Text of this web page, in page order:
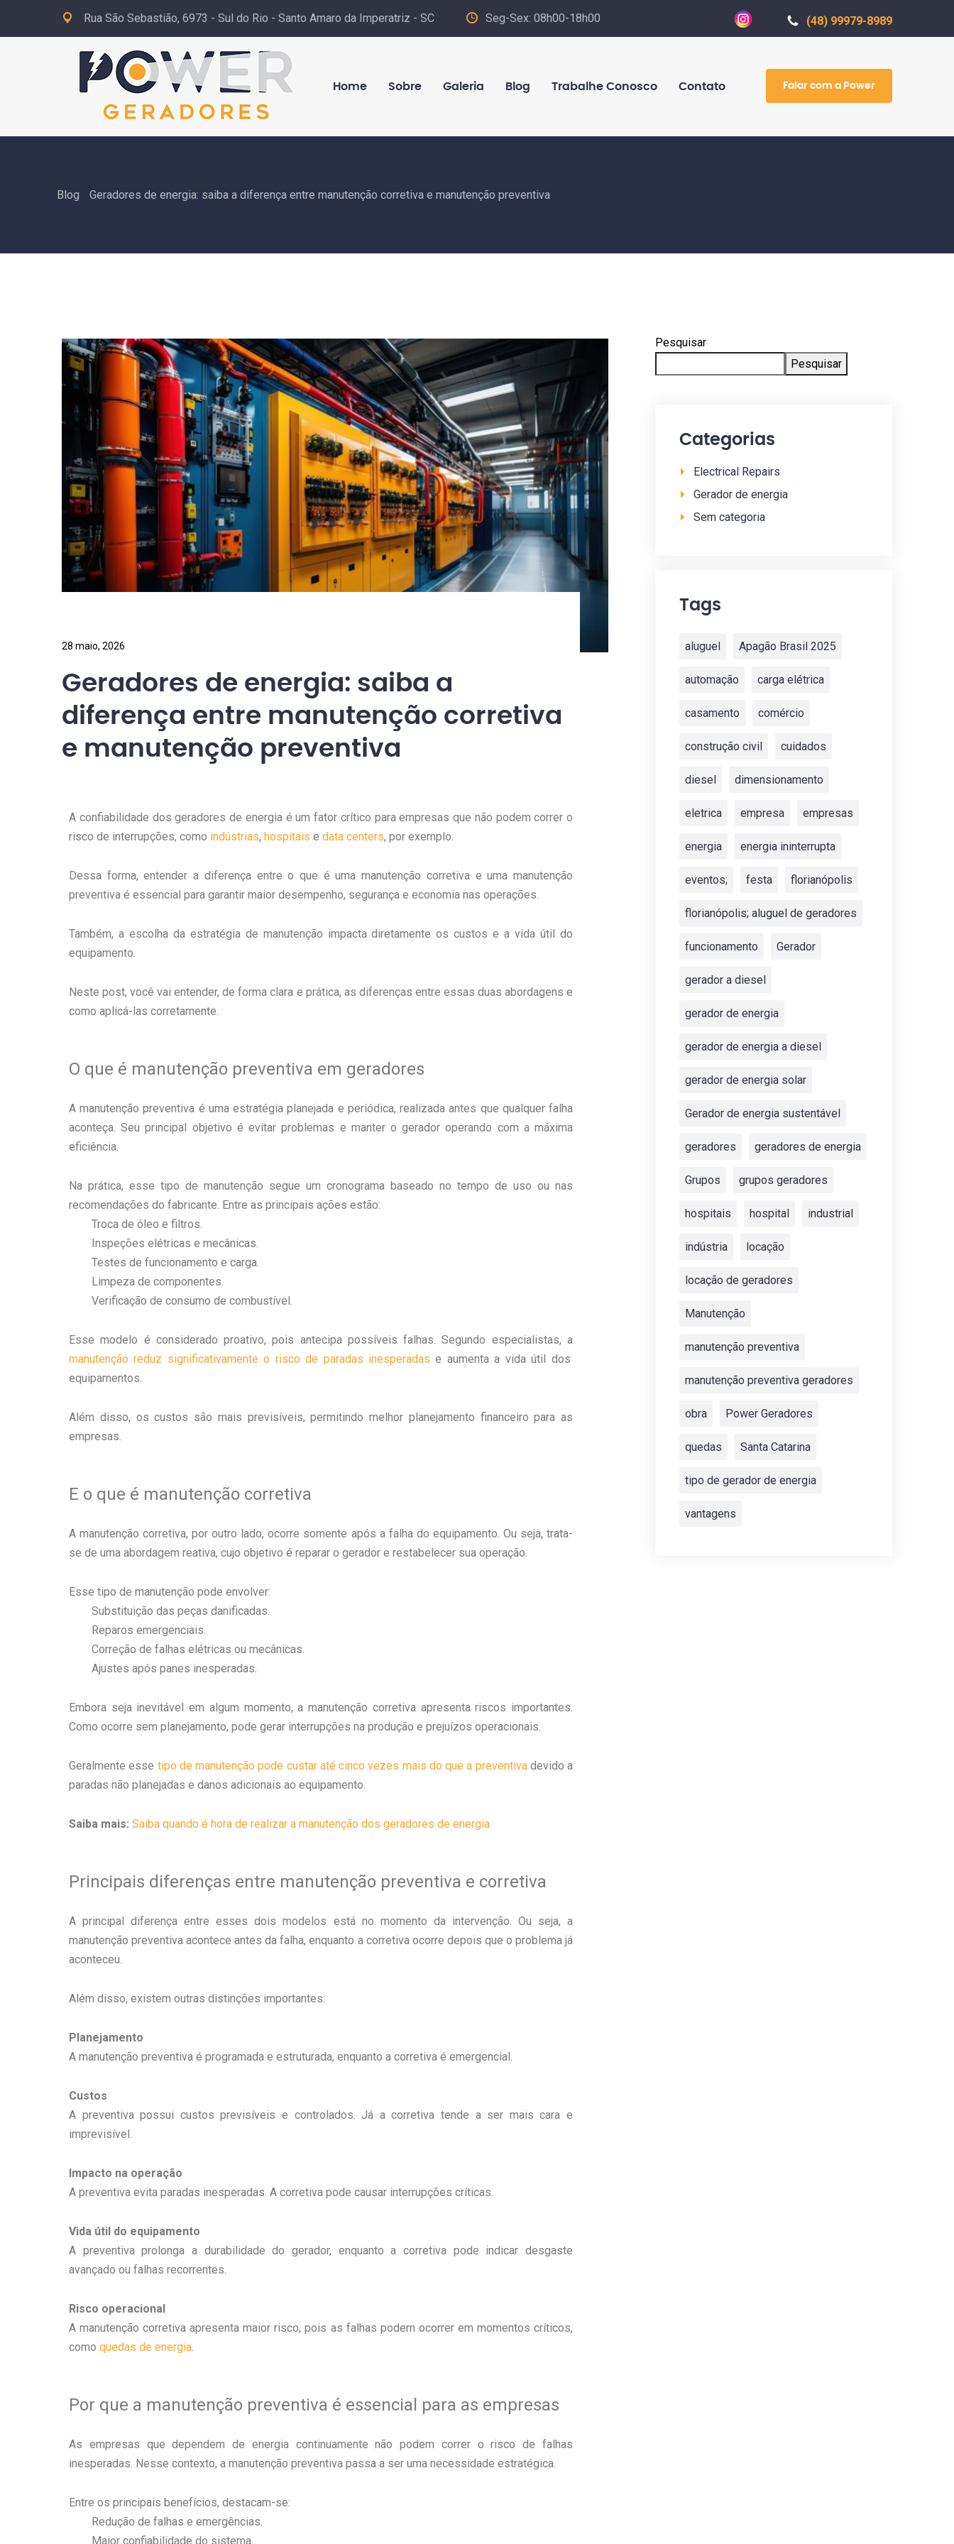
Rua São Sebastião, 6973 - Sul do Rio - Santo Amaro da Imperatriz - SC Seg-Sex: 08h00-18h00 (48) 99979-8989
Home Sobre Galeria Blog Trabalhe Conosco Contato Falar com a Power
Blog Geradores de energia: saiba a diferença entre manutenção corretiva e manutenção preventiva
28 maio, 2026
Geradores de energia: saiba a
diferença entre manutenção corretiva
e manutenção preventiva
A confiabilidade dos geradores de energia é um fator crítico para empresas que não podem correr o
risco de interrupções, como indústrias, hospitais e data centers, por exemplo.
Dessa forma, entender a diferença entre o que é uma manutenção corretiva e uma manutenção
preventiva é essencial para garantir maior desempenho, segurança e economia nas operações.
Também, a escolha da estratégia de manutenção impacta diretamente os custos e a vida útil do
equipamento.
Neste post, você vai entender, de forma clara e prática, as diferenças entre essas duas abordagens e
como aplicá-las corretamente.
O que é manutenção preventiva em geradores
A manutenção preventiva é uma estratégia planejada e periódica, realizada antes que qualquer falha
aconteça. Seu principal objetivo é evitar problemas e manter o gerador operando com a máxima
eficiência.
Na prática, esse tipo de manutenção segue um cronograma baseado no tempo de uso ou nas
recomendações do fabricante. Entre as principais ações estão:
Troca de óleo e filtros.
Inspeções elétricas e mecânicas.
Testes de funcionamento e carga.
Limpeza de componentes.
Verificação de consumo de combustível.
Esse modelo é considerado proativo, pois antecipa possíveis falhas. Segundo especialistas, a
manutenção reduz significativamente o risco de paradas inesperadas e aumenta a vida útil dos
equipamentos.
Além disso, os custos são mais previsíveis, permitindo melhor planejamento financeiro para as
empresas.
E o que é manutenção corretiva
A manutenção corretiva, por outro lado, ocorre somente após a falha do equipamento. Ou seja, trata-
se de uma abordagem reativa, cujo objetivo é reparar o gerador e restabelecer sua operação.
Esse tipo de manutenção pode envolver:
Substituição das peças danificadas.
Reparos emergenciais.
Correção de falhas elétricas ou mecânicas.
Ajustes após panes inesperadas.
Embora seja inevitável em algum momento, a manutenção corretiva apresenta riscos importantes.
Como ocorre sem planejamento, pode gerar interrupções na produção e prejuízos operacionais.
Geralmente esse tipo de manutenção pode custar até cinco vezes mais do que a preventivadevido a
paradas não planejadas e danos adicionais ao equipamento.
Saiba mais: Saiba quando é hora de realizar a manutenção dos geradores de energia
Principais diferenças entre manutenção preventiva e corretiva
A principal diferença entre esses dois modelos está no momento da intervenção. Ou seja, a
manutenção preventiva acontece antes da falha, enquanto a corretiva ocorre depois que o problema já
aconteceu.
Além disso, existem outras distinções importantes:
Planejamento
A manutenção preventiva é programada e estruturada, enquanto a corretiva é emergencial.
Custos
A preventiva possui custos previsíveis e controlados. Já a corretiva tende a ser mais cara e
imprevisível.
Impacto na operação
A preventiva evita paradas inesperadas. A corretiva pode causar interrupções críticas.
Vida útil do equipamento
A preventiva prolonga a durabilidade do gerador, enquanto a corretiva pode indicar desgaste
avançado ou falhas recorrentes.
Risco operacional
A manutenção corretiva apresenta maior risco, pois as falhas podem ocorrer em momentos críticos,
como quedas de energia.
Por que a manutenção preventiva é essencial para as empresas
As empresas que dependem de energia continuamente não podem correr o risco de falhas
inesperadas. Nesse contexto, a manutenção preventiva passa a ser uma necessidade estratégica.
Entre os principais benefícios, destacam-se:
Redução de falhas e emergências.
Maior confiabilidade do sistema.
Pesquisar
Pesquisar
Categorias
Electrical Repairs
Gerador de energia
Sem categoria
Tags
aluguel Apagão Brasil 2025
automação carga elétrica
casamento comércio
construção civil cuidados
diesel dimensionamento
eletrica empresa empresas
energia energia ininterrupta
eventos; festa florianópolis
florianópolis; aluguel de geradores
funcionamento Gerador
gerador a diesel
gerador de energia
gerador de energia a diesel
gerador de energia solar
Gerador de energia sustentável
geradores geradores de energia
Grupos grupos geradores
hospitais hospital industrial
indústria locação
locação de geradores
Manutenção
manutenção preventiva
manutenção preventiva geradores
obra Power Geradores
quedas Santa Catarina
tipo de gerador de energia
vantagens